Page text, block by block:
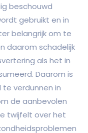
beschouwd
gebruikt en in
belangrijk om te
daarom schadelijk
als het in
Daarom is
verdunnen in
de aanbevolen
twijfelt over het